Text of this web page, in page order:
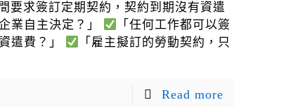
要求簽訂定期契約，契約到期沒有資遣
業自主決定？」
「任何工作都可以簽
遣費？」
「雇主擬訂的勞動契約，只
Read more